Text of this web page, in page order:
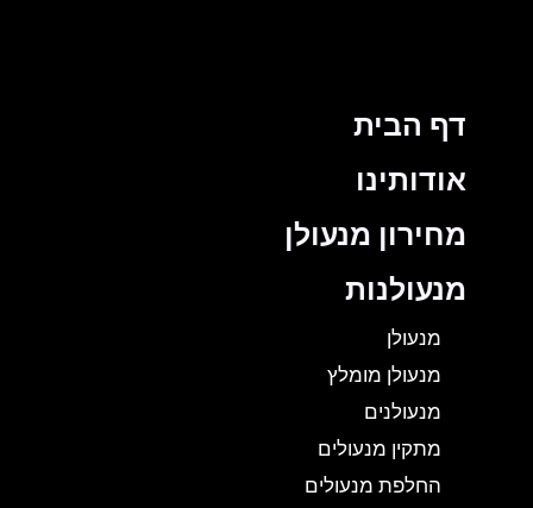
דף הבית
אודותינו
מחירון מנעולן
מנעולנות
מנעולן
מנעולן מומלץ
מנעולנים
מתקין מנעולים
החלפת מנעולים